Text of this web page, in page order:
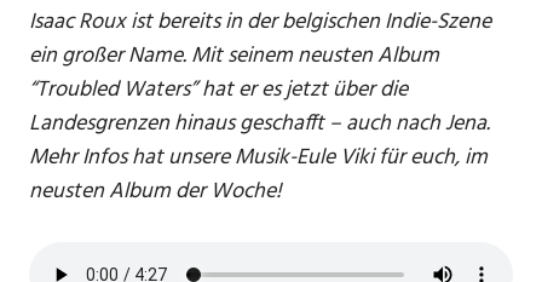
Isaac Roux ist bereits in der belgischen Indie-Szene
ein großer Name. Mit seinem neusten Album
“Troubled Waters” hat er es jetzt über die
Landesgrenzen hinaus geschafft – auch nach Jena.
Mehr Infos hat unsere Musik-Eule Viki für euch, im
neusten Album der Woche!